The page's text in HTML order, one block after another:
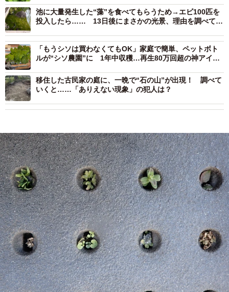
池に大量発生した“藻”を食べてもらうため→エビ100匹を
投入したら…… 13日後にまさかの光景、理由を調べてみ
「もうシソは買わなくてもOK」家庭で簡単、ペットボト
ルが“シソ農園”に 1年中収穫…再生80万回超の神アイデ
移住した古民家の庭に、一晩で“石の山”が出現！ 調べて
いくと……「ありえない現象」の犯人は？